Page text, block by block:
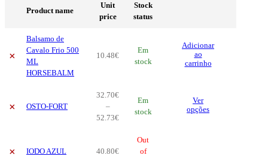
Product name
Unit
price
Stock
status
×
Balsamo de
Cavalo Frio 500
ML
HORSEBALM
10 48€
Em
stock
Adicionar
ao
carrinho
× OSTO-FORT
32 70€
–
52 73€Price
€
through
Em
stock
Ver
opções
× IODO AZUL 40 80€
Out
of